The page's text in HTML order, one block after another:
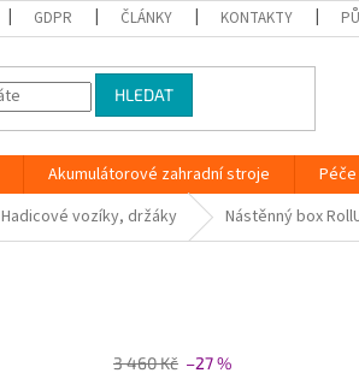
GDPR ČLÁNKY KONTAKTY
HLEDAT
Akumulátorové zahradní stroje
Hadicové vozíky, držáky Nástěnný box
3 460 Kč –27 %